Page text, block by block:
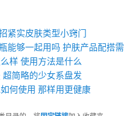
紧实皮肤类型小窍门
能够一起用吗 护肤产品配搭
样 使用方法是什么
简略的少女系盘发
何使用 那样用更健康